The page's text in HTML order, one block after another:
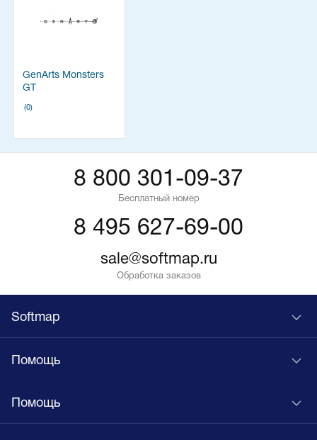
GenArts Monsters
GT
(0)
8 800 301-09-37
Бесплатный номер
8 495 627-69-00
sale@softmap.ru
Обработка заказов
Softmap
Помощь
Помощь